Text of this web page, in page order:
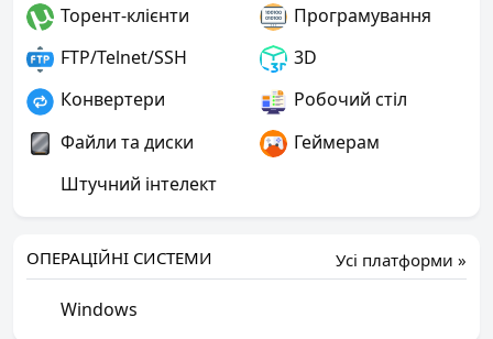
Торент-клієнти
Програмування
FTP/Telnet/SSH
3D
Конвертери
Робочий стіл
Файли та диски
Геймерам
Штучний інтелект
Усі платформи »
ОПЕРАЦІЙНІ СИСТЕМИ
Windows